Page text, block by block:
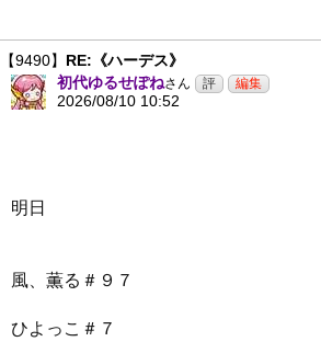
【9490】 RE:《ハーデス》
初代ゆるせぽねさん
2026/08/10 10:52
明日
風、薫る＃９７
ひよっこ＃７